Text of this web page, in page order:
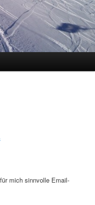
mich sinnvolle Email-